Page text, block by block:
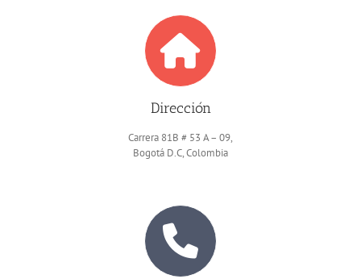
Dirección
Carrera 81B # 53 A – 09,
Bogotá D.C, Colombia